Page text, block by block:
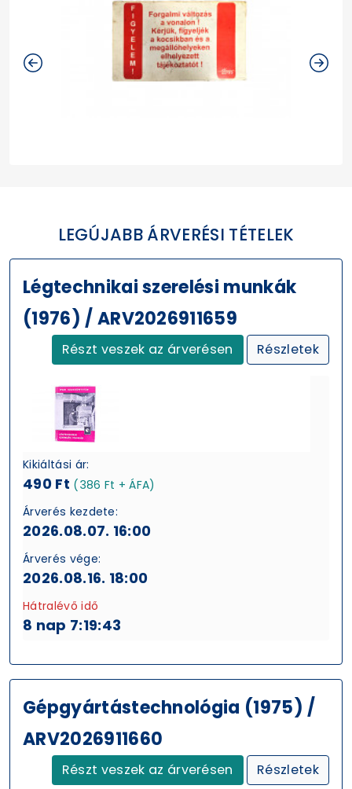
LEGÚJABB ÁRVERÉSI TÉTELEK
Légtechnikai szerelési munkák
(1976) / ARV2026911659
Részt veszek az árverésen Részletek
Kikiáltási ár:
490 Ft (386 Ft + ÁFA)
Árverés kezdete:
2026.08.07. 16:00
Árverés vége:
2026.08.16. 18:00
Hátralévő idő
8 nap 7:19:43
Gépgyártástechnológia (1975) /
ARV2026911660
Részt veszek az árverésen Részletek